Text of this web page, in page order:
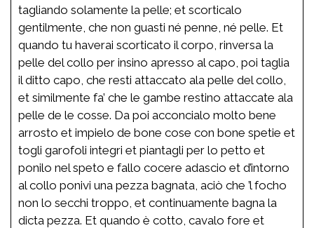
tagliando solamente la pelle; et scorticalo
gentilmente, che non guasti né penne, né pelle. Et
quando tu haverai scorticato il corpo, rinversa la
pelle del collo per insino apresso al capo, poi taglia
il ditto capo, che resti attaccato ala pelle del collo,
et similmente fa’ che le gambe restino attaccate ala
pelle de le cosse. Da poi acconcialo molto bene
arrosto et impielo de bone cose con bone spetie et
togli garofoli integri et piantagli per lo petto et
ponilo nel speto e fallo cocere adascio et d’intorno
al collo ponivi una pezza bagnata, aciò che ’l focho
non lo secchi troppo, et continuamente bagna la
dicta pezza. Et quando è cotto, cavalo fore et